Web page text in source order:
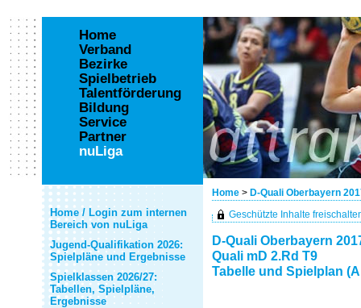
Home > D-Quali Oberbayern
Home
Verband
Bezirke
Spielbetrieb
Talentförderung
Bildung
Service
Partner
nuLiga
Home / Login zum internen
Bereich von nuLiga
Jugend-Qualifikation 2026:
Spielpläne und Ergebnisse
Spielklassen 2026/27:
Tabellen, Spielpläne,
Ergebnisse
Geschützte Inhalte
D-Quali Oberbayern
Quali mD 2.Rd T9
Tabelle und Spielplan